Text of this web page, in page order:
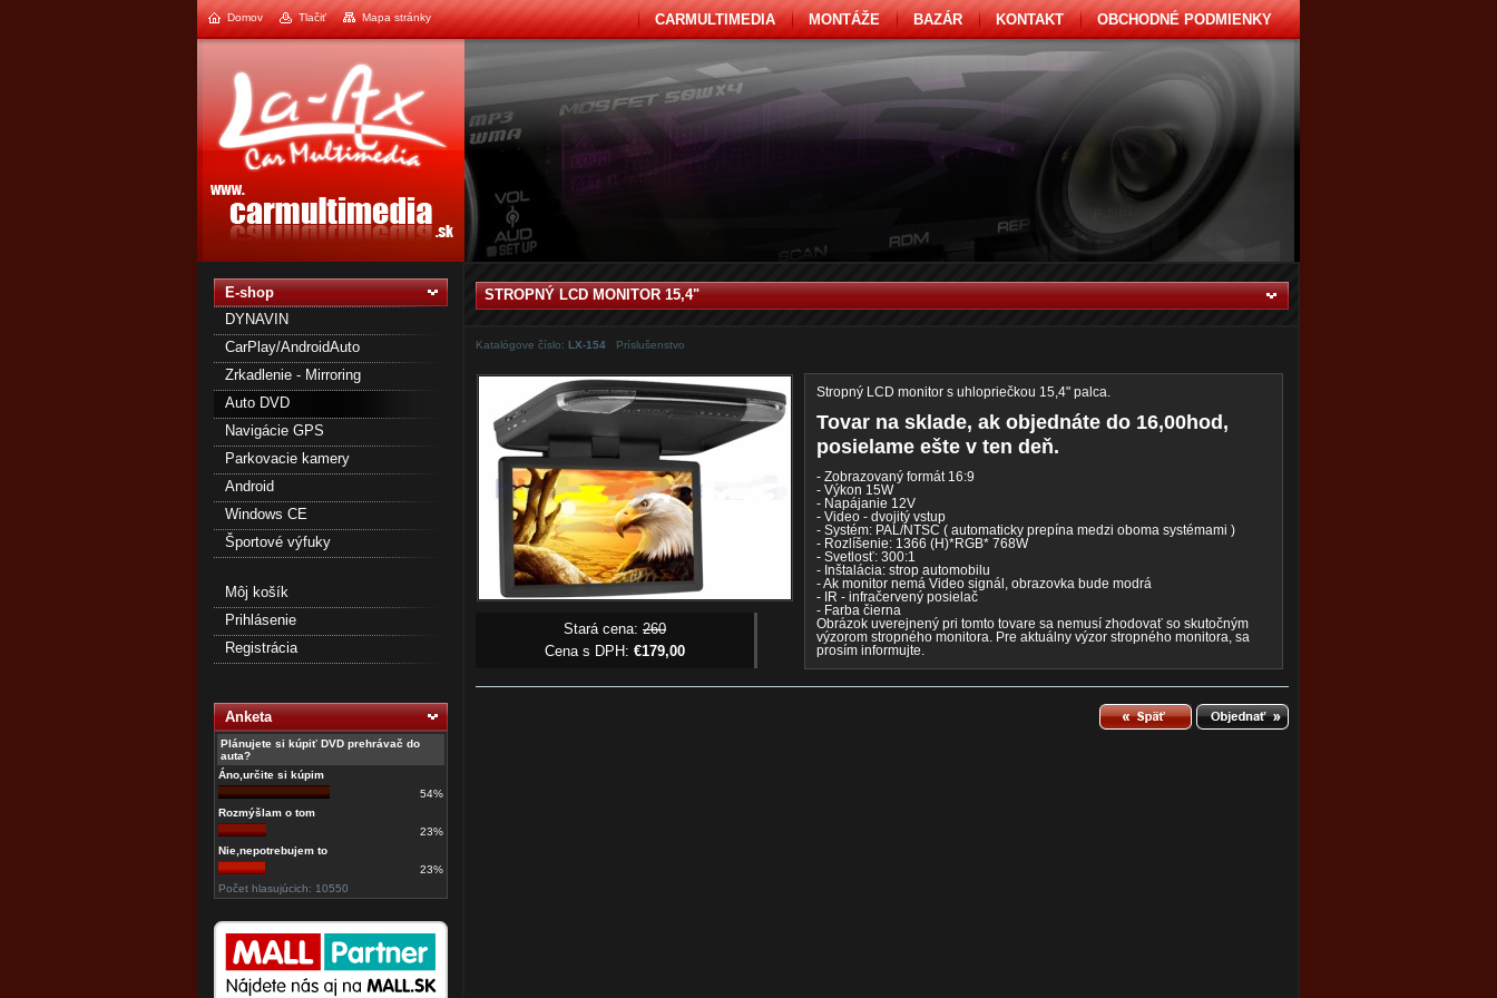
CARMULTIMEDIA MONTÁŽE BAZÁR KONTAKT OBCHODNÉ PODMIENKY
Domov Tlačiť Mapa stránky
E-shop
DYNAVIN
CarPlay/AndroidAuto
Zrkadlenie - Mirroring
Auto DVD
Navigácie GPS
Parkovacie kamery
Android
Windows CE
Športové výfuky
Môj košík
Prihlásenie
Registrácia
Anketa
Plánujete si kúpiť DVD prehrávač do
auta?
Áno,určite si kúpim
54%
Rozmýšlam o tom
23%
Nie,nepotrebujem to
23%
Počet hlasujúcich: 10550
STROPNÝ LCD MONITOR 15,4"
Katalógove číslo: LX-154 Príslušenstvo
Stará cena: 260
Cena s DPH: €179,00
Stropný LCD monitor s uhlopriečkou 15,4" palca.
Tovar na sklade, ak objednáte do 16,00hod,
posielame ešte v ten deň.
- Zobrazovaný formát 16:9
- Výkon 15W
- Napájanie 12V
- Video - dvojitý vstup
- Systém: PAL/NTSC ( automaticky prepína medzi oboma systémami )
- Rozlíšenie: 1366 (H)*RGB* 768W
- Svetlosť: 300:1
- Inštalácia: strop automobilu
- Ak monitor nemá Video signál, obrazovka bude modrá
- IR - infračervený posielač
- Farba čierna
Obrázok uverejnený pri tomto tovare sa nemusí zhodovať so skutočným
výzorom stropného monitora. Pre aktuálny výzor stropného monitora, sa
prosím informujte.